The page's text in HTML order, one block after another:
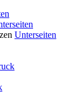
Unterseiten